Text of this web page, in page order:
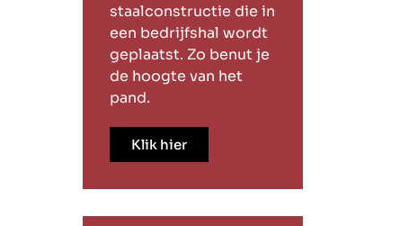
staalconstructie die in
een bedrijfshal wordt
geplaatst. Zo benut je
de hoogte van het
pand.
Klik hier